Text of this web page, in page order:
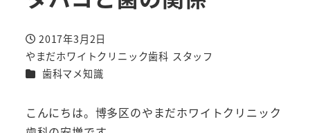
投稿日
2017年3月2日
著
者
やまだホワイトクリニック歯科 スタッフ
カテゴリー
歯科マメ知識
こんにちは。博多区のやまだホワイトクリニック